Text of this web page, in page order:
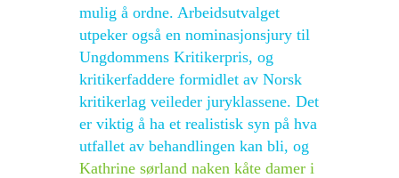
mulig å ordne. Arbeidsutvalget
utpeker også en nominasjonsjury til
Ungdommens Kritikerpris, og
kritikerfaddere formidlet av Norsk
kritikerlag veileder juryklassene. Det
er viktig å ha et realistisk syn på hva
utfallet av behandlingen kan bli, og
Kathrine sørland naken kåte damer i